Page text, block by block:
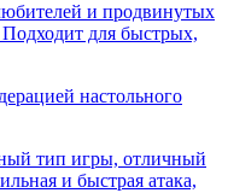
и продвинутых
для быстрых,
настольного
тип игры, отличный
и быстрая атака,